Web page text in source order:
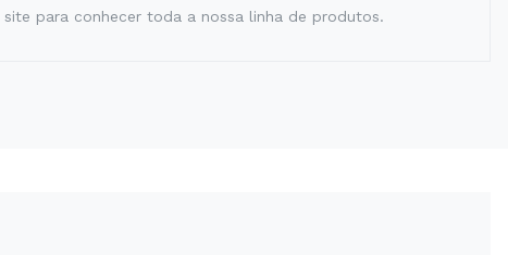
para conhecer toda a nossa linha de produtos.